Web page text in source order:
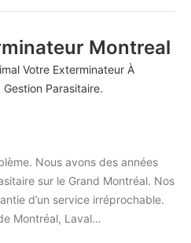
Montreal
Votre Exterminateur À
Gestion Parasitaire.
Nous avons des années
sur le Grand Montréal. Nos
d’un service irréprochable.
Montréal, Laval…